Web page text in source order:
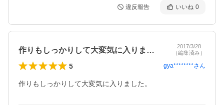
違反報告 いいね 0
作りもしっかりして大変気に入りました。
2017/3/28
（編集済み）
5 gya********さん
作りもしっかりして大変気に入りました。